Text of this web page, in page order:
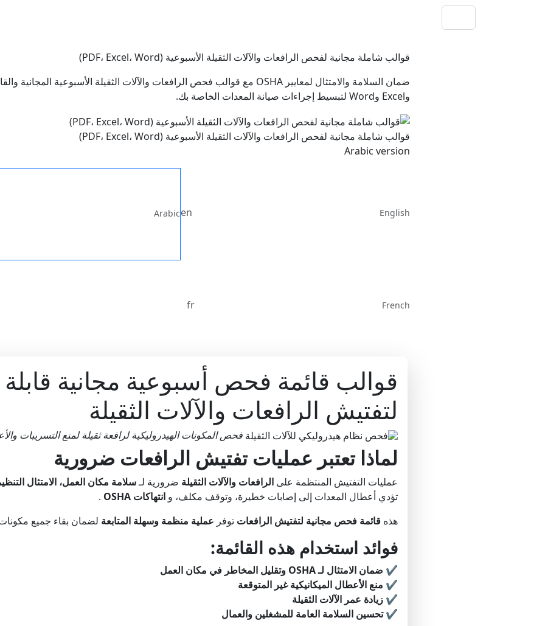
قوالب شاملة مجانية لفحص الرافعات والآلات الثقيلة الأسبوعية (PDF، Excel، Word)
وExcel وWord لتبسيط إجراءات صيانة المعدات الخاصة بك.
قوالب شاملة مجانية لفحص الرافعات والآلات الثقيلة الأسبوعية (PDF، Excel، Word)
Arabic version
en English
Arabic
fr French
قوالب قائمة فحص أسبوعية مجانية
لتفتيش الرافعات والآلات الثقيلة
فحص المكونات الهيدروليكية لرافعة ثقيلة لمنع التسريبات
لماذا تعتبر عمليات تفتيش الرافعات ضرورية
عمليات التفتيش المنتظمة على الرافعات والآلات الثقيلة ضرورية لـسلامة مكان العمل، الامتثال
تؤدي أعطال المعدات إلى إصابات خطيرة، وتوقف مكلف، و انتهاكات OSHA
.
هذه قائمة فحص مجانية لتفتيش الرافعات توفر عملية منظمة وسهلة المتابعة لضمان بقاء جميع
فوائد استخدام هذه القائمة:
✔ ضمان الامتثال لـ OSHA
وتقليل المخاطر في مكان العمل
✔ منع الأعطال الميكانيكية غير المتوقعة
✔ زيادة عمر الآلات الثقيلة
✔تحسين السلامة العامة للمشغلين والعمال